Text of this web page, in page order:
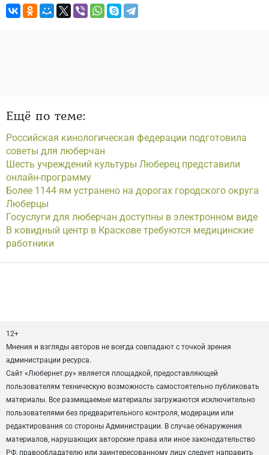
Ещё по теме:
Российская кинологическая федерации подготовила
советы для люберчан
Шесть учреждений культуры Люберец представили
онлайн-программу
Более 1144 ям устранено на дорогах городского округа
Люберцы
Госуслуги для люберчан доступны в электронном виде
В ковидный центр в Краскове требуются медицинские
работники
12+
Мнения и взгляды авторов не всегда совпадают с точкой зрения
администрации ресурса.
Сайт «Любернет.ру» является площадкой, предоставляющей
пользователям техническую возможность самостоятельно публиковать
материалы. Все размещаемые материалы загружаются исключительно
пользователями без предварительного контроля, модерации или
редактирования со стороны Администрации. В случае обнаружения
материалов, нарушающих авторские права или иное законодательство
РФ, правообладателю или заинтересованному лицу следует направить